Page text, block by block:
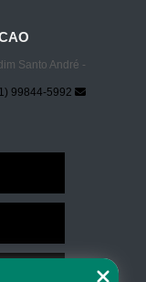
Santo André -
99844-5992